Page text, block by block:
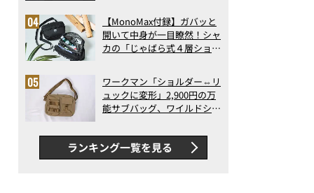
アの実力
【MonoMax付録】ガバッと
開いて中身が一目瞭然！シャ
カの「じゃばら式４層ショル
った！
ワークマン「ショルダー⇔リ
ュックに変形」2,900円の万
能サブバッグ、ワイルドシン
録…ほか【休日バッグの人気
記事ランキングベスト3】
（2026年6月版）
ランキング一覧を見る